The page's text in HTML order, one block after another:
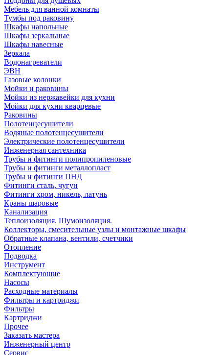
Мебель для ванной комнаты
Тумбы под раковину
Шкафы напольные
Шкафы зеркальные
Шкафы навесные
Зеркала
Водонагреватели
ЭВН
Газовые колонки
Мойки и раковины
Мойки из нержавейки для кухни
Мойки для кухни кварцевые
Раковины
Полотенцесушители
Водяные полотенцесушители
Электрические полотенцесушители
Инженерная сантехника
Трубы и фитинги полипропиленовые
Трубы и фитинги металлопласт
Трубы и фитинги ПНД
Фитинги сталь, чугун
Фитинги хром, никель, латунь
Краны шаровые
Канализация
Теплоизоляция. Шумоизоляция.
Коллекторы, смесительные узлы и монтажные шкафы
Обратные клапана, вентили, счетчики
Отопление
Подводка
Инструмент
Комплектующие
Насосы
Расходные материалы
Фильтры и картриджи
Фильтры
Картриджи
Прочее
Заказать мастера
Инженерный центр
Сервис